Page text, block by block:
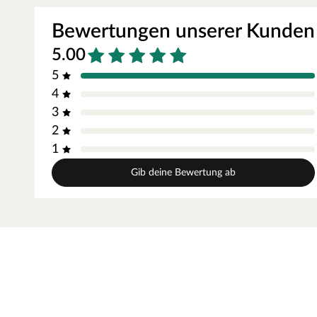
Die Zarge besitzt eine Laminatoberfläche, auch CPL
kratzfest und einfach zu reinigen ist. Das Dekor ist kaum
unterscheiden.
Die Außenkanten sind eckig mit einem abgerundeten Ende.
sorgt zugleich für einen fließenden Übergang.
Drückergarnitur Bellina, Edelstahl matt
Drückergarnitur in Buntbartausführung mit rundem L-
matt.
Bewertungen unserer Kunden
5.00
5
4
3
2
1
Gib deine Bewertung ab